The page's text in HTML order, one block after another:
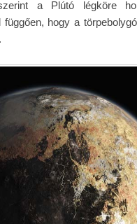
a Plútó légköre
hogy a